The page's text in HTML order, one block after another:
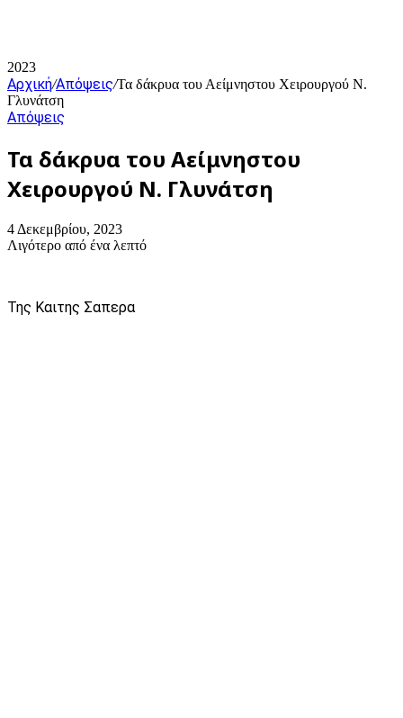
2023
Αρχική/Απόψεις/Τα δάκρυα του Αείμνηστου Χειρουργού Ν.
Γλυνάτση
Απόψεις
Τα δάκρυα του Αείμνηστου
Χειρουργού Ν. Γλυνάτση
4 Δεκεμβρίου, 2023
Λιγότερο από ένα λεπτό
Της Καιτης Σαπερα